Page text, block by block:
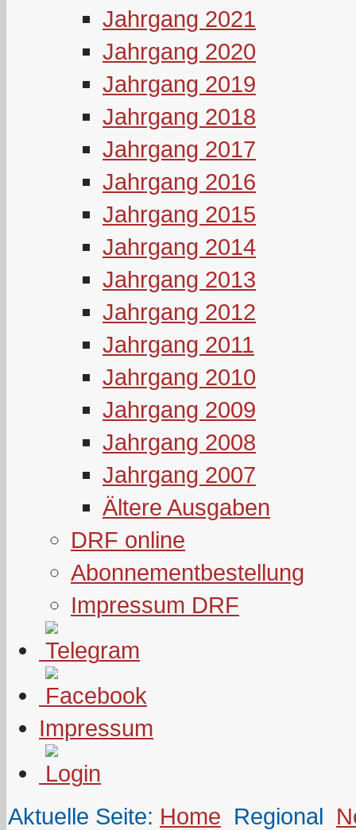
Jahrgang 2021
Jahrgang 2020
Jahrgang 2019
Jahrgang 2018
Jahrgang 2017
Jahrgang 2016
Jahrgang 2015
Jahrgang 2014
Jahrgang 2013
Jahrgang 2012
Jahrgang 2011
Jahrgang 2010
Jahrgang 2009
Jahrgang 2008
Jahrgang 2007
Ältere Ausgaben
DRF online
Abonnementbestellung
Impressum DRF
Impressum
Aktuelle Seite: Home Regional